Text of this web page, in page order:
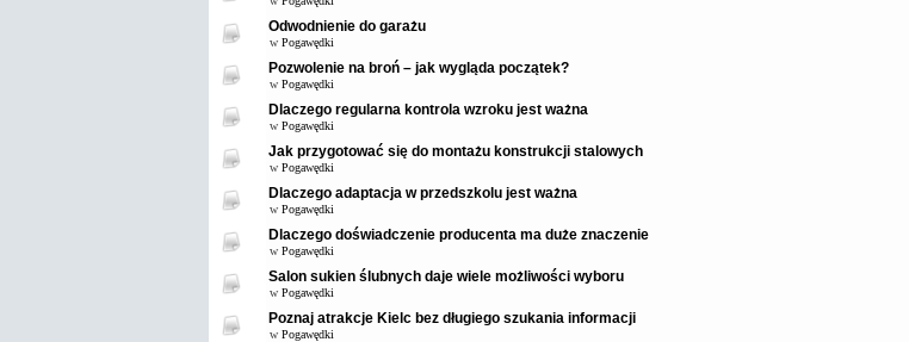
Odwodnienie do garażu
w Pogawędki
Pozwolenie na broń – jak wygląda początek?
w Pogawędki
Dlaczego regularna kontrola wzroku jest ważna
w Pogawędki
Jak przygotować się do montażu konstrukcji stalowych
w Pogawędki
Dlaczego adaptacja w przedszkolu jest ważna
w Pogawędki
Dlaczego doświadczenie producenta ma duże znaczenie
w Pogawędki
Salon sukien ślubnych daje wiele możliwości wyboru
w Pogawędki
Poznaj atrakcje Kielc bez długiego szukania informacji
w Pogawędki